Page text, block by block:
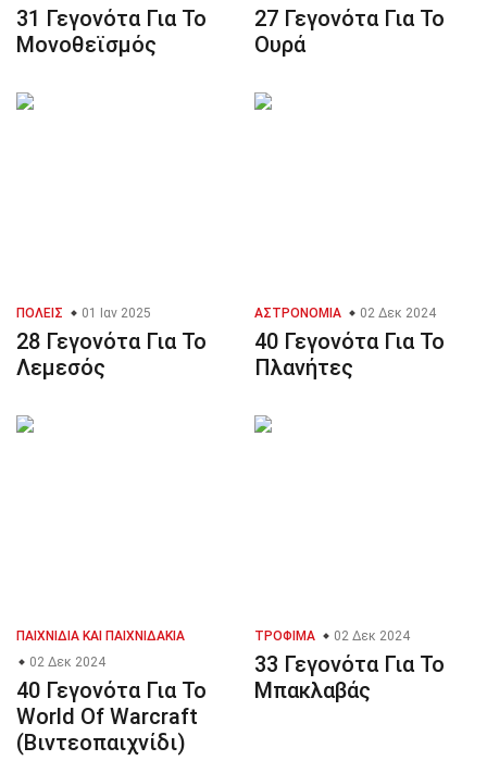
31 Γεγονότα Για Το
Μονοθεϊσμός
27 Γεγονότα Για Το
Ουρά
ΠΌΛΕΙΣ 01 Ιαν 2025
28 Γεγονότα Για Το
Λεμεσός
ΑΣΤΡΟΝΟΜΊΑ 02 Δεκ 2024
40 Γεγονότα Για Το
Πλανήτες
ΠΑΙΧΝΊΔΙΑ ΚΑΙ ΠΑΙΧΝΙΔΆΚΙΑ
02 Δεκ 2024
40 Γεγονότα Για Το
World Of Warcraft
(Βιντεοπαιχνίδι)
ΤΡΌΦΙΜΑ 02 Δεκ 2024
33 Γεγονότα Για Το
Μπακλαβάς